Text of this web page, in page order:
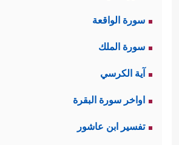
سورة الواقعة
سورة الملك
آية الكرسي
اواخر سورة البقرة
تفسير ابن عاشور